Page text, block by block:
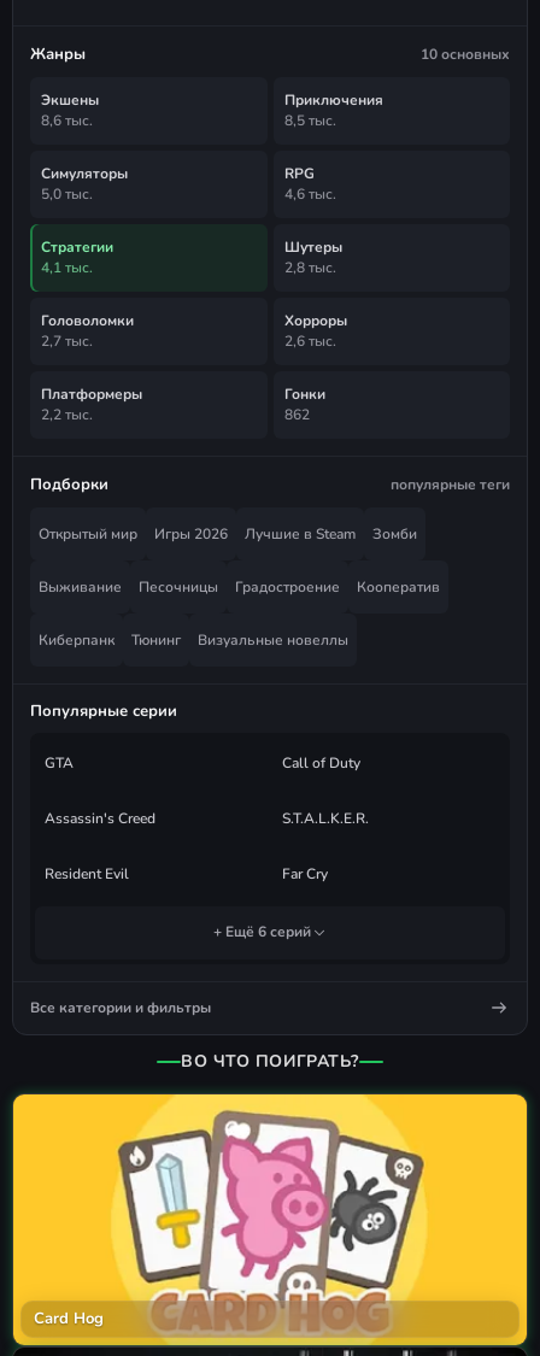
Жанры 10 основных
Экшены
8,6 тыс.
Приключения
8,5 тыс.
Симуляторы
5,0 тыс.
RPG
4,6 тыс.
Стратегии
4,1 тыс.
Шутеры
2,8 тыс.
Головоломки
2,7 тыс.
Хорроры
2,6 тыс.
Платформеры
2,2 тыс.
Гонки
862
Подборки популярные теги
Открытый мир Игры 2026 Лучшие в Steam Зомби
Выживание Песочницы Градостроение Кооператив
Киберпанк Тюнинг Визуальные новеллы
Популярные серии
GTA Call of Duty
Assassin's Creed S.T.A.L.K.E.R.
Resident Evil Far Cry
+ Ещё 6 серий
Все категории и фильтры
ВО ЧТО ПОИГРАТЬ?
Card Hog